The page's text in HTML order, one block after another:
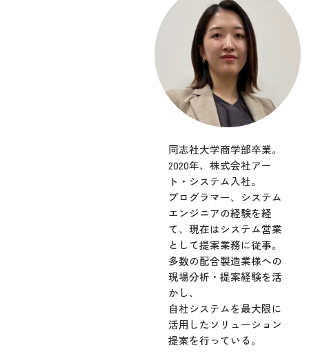
同志社大学商学部卒業。
2020年、株式会社アー
ト・システム入社。
プログラマー、システム
エンジニアの経験を経
て、現在はシステム営業
として提案業務に従事。
多数の配合製造業様への
現場分析・提案経験を活
かし、
自社システムを最大限に
活用したソリューション
提案を行っている。